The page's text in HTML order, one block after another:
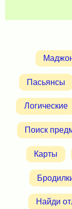
Пасьянсы
Логические
Поиск
Карты
Найди